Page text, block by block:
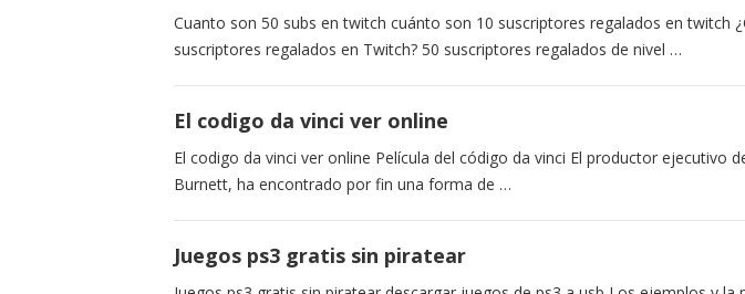
Cuanto son 50 subs en twitch cuánto son 10 suscriptores regalados en twitch
suscriptores regalados en Twitch? 50 suscriptores regalados de nivel …
El codigo da vinci ver online
El codigo da vinci ver online Película del código da vinci El productor ejecutivo
Burnett, ha encontrado por fin una forma de …
Juegos ps3 gratis sin piratear